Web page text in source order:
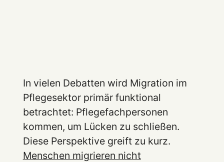
In vielen Debatten wird Migration im
Pflegesektor primär funktional
betrachtet: Pflegefachpersonen
kommen, um Lücken zu schließen.
Diese Perspektive greift zu kurz.
Menschen migrieren nicht